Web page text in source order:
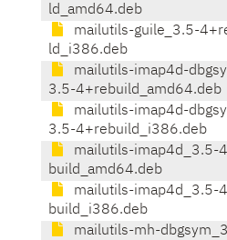
ld_amd64.deb
mailutils-guile_3.5-
ld_i386.deb
mailutils-imap4d-
3.5-4+rebuild_amd64.deb
mailutils-imap4d-
3.5-4+rebuild_i386.deb
mailutils-imap4d_3.5-
build_amd64.deb
mailutils-imap4d_3.5-
build_i386.deb
mailutils-mh-